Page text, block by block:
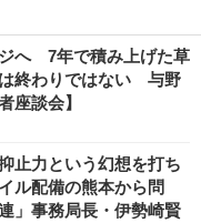
へ 7年で積み上げた草
終わりではない 与野
座談会】
止力という幻想を打ち
ル配備の熊本から問
」事務局長・伊勢崎賢